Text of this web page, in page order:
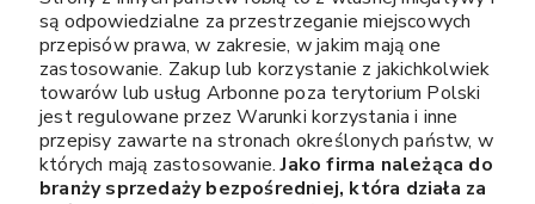
są odpowiedzialne za przestrzeganie miejscowych
przepisów prawa, w zakresie, w jakim mają one
zastosowanie. Zakup lub korzystanie z jakichkolwiek
towarów lub usług Arbonne poza terytorium Polski
jest regulowane przez Warunki korzystania i inne
przepisy zawarte na stronach określonych państw, w
których mają zastosowanie.Jako firma należąca do
branży sprzedaży bezpośredniej, która działa za